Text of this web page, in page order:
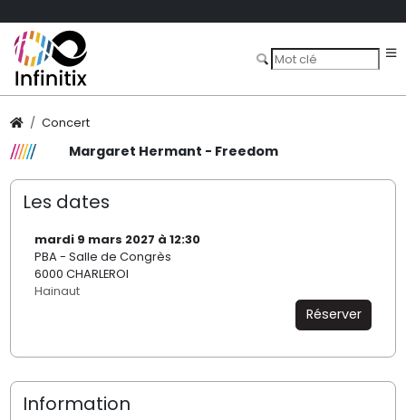
Concert
Margaret Hermant - Freedom
Les dates
mardi 9 mars 2027 à 12:30
PBA - Salle de Congrès
6000 CHARLEROI
Hainaut
Réserver
Information